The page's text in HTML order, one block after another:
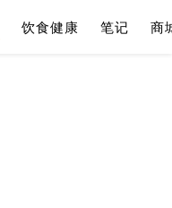
饮食健康 笔记 商